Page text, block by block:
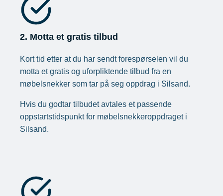
2. Motta et gratis tilbud
Kort tid etter at du har sendt forespørselen vil du
motta et gratis og uforpliktende tilbud fra en
møbelsnekker som tar på seg oppdrag i Silsand.
Hvis du godtar tilbudet avtales et passende
oppstartstidspunkt for møbelsnekkeroppdraget i
Silsand.